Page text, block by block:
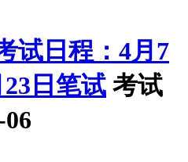
试日程：4月7
日笔试 考试
06